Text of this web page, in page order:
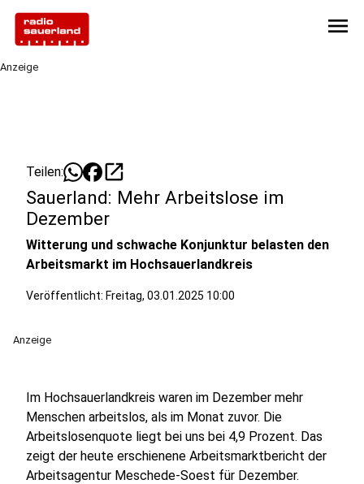
menu
Anzeige
Teilen: open_in_new
Sauerland: Mehr Arbeitslose im
Dezember
Witterung und schwache Konjunktur belasten den
Arbeitsmarkt im Hochsauerlandkreis
Veröffentlicht: Freitag, 03.01.2025 10:00
Anzeige
Im Hochsauerlandkreis waren im Dezember mehr
Menschen arbeitslos, als im Monat zuvor. Die
Arbeitslosenquote liegt bei uns bei 4,9 Prozent. Das
zeigt der heute erschienene Arbeitsmarktbericht der
Arbeitsagentur Meschede-Soest für Dezember.